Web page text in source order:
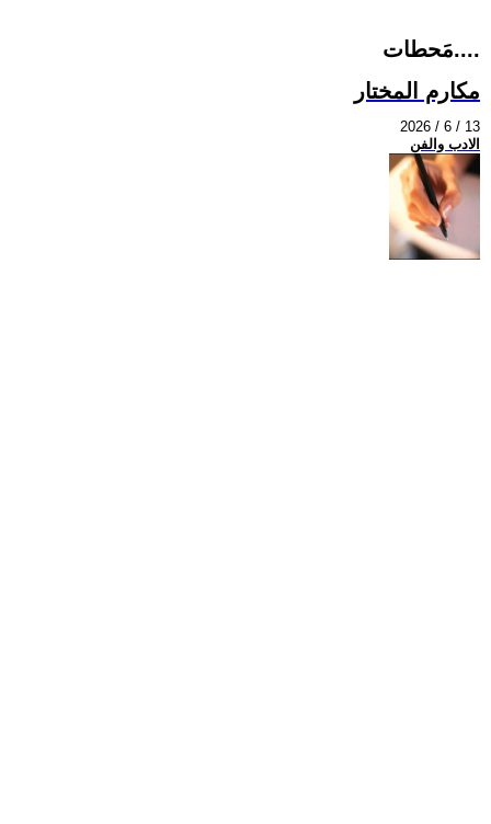
مَحطات....
مكارم المختار
2026 / 6 / 13
الادب والفن